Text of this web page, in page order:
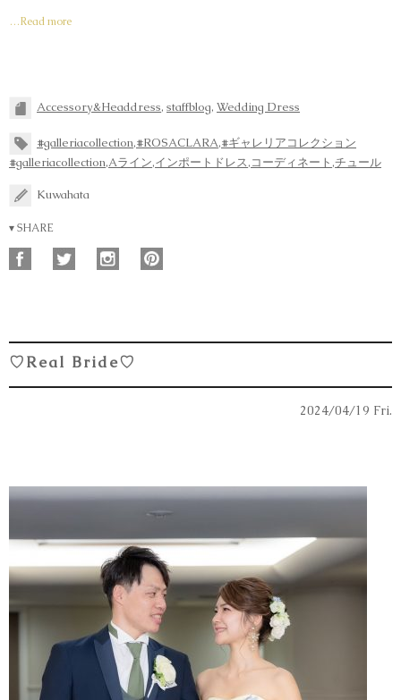
…Read more
Accessory&Headdress, staffblog, Wedding Dress
#galleriacollection,#ROSACLARA,#ギャレリアコレクション
#galleriacollection,Aライン,インポートドレス,コーディネート ,チュール
Kuwahata
▾ SHARE
♡Real Bride♡
2024/04/19 Fri.